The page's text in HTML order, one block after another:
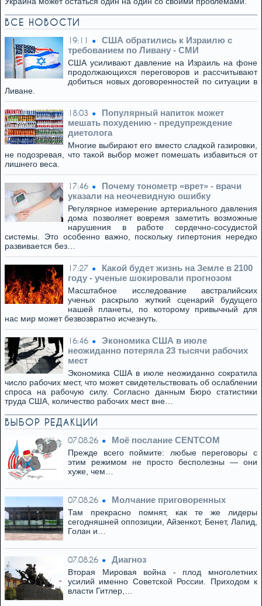
ВСЕ НОВОСТИ
19:11
США обратились к Израилю с
требованием по Ливану - СМИ
США усиливают давление на Израиль на фоне
продолжающихся переговоров и рассчитывают
добиться новых договоренностей по ситуации в
Ливане.
18:03
Популярный напиток может
мешать похудению - предупреждение
диетолога
Многие выбирают его вместо сладкой газировки,
не подозревая, что такой выбор может помешать избавиться от
лишнего веса.
17:46
Почему тонометр «врет» - врачи
указали на неочевидную ошибку
Регулярное измерение артериального давления
дома позволяет вовремя заметить возможные
нарушения в работе сердечно-сосудистой
системы. Это особенно важно, поскольку гипертония нередко
развивается без…
17:27
Какой будет жизнь на Земле в 2100
году - ученые шокировали прогнозом
Масштабное исследование австралийских
ученых раскрыло жуткий сценарий будущего
нашей планеты, по которому привычный для
нас мир может безвозвратно исчезнуть.
16:46
Экономика США в июле
неожиданно потеряла 23 тысячи рабочих
мест
Экономика США в июле неожиданно сократила
число рабочих мест, что может свидетельствовать об ослаблении
спроса на рабочую силу. Согласно данным Бюро статистики
труда США, количество рабочих мест вне…
ВЫБОР РЕДАКЦИИ
07.08.26 Моё послание CENTCOM
Прежде всего поймите: любые переговоры с
этим режимом не просто бесполезны — они
хуже, чем…
07.08.26 Молчание приговоренных
Там прекрасно помнят, как те же лидеры
сегодняшней оппозиции, Айзенкот, Бенет, Лапид,
Голан и…
07.08.26 Диагноз
Вторая Мировая война - плод многолетних
усилий именно Советской России. Приходом к
власти Гитлер,…